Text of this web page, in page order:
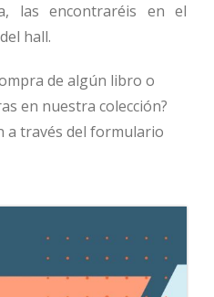
las encontraréis en el
hall.
de algún libro o
en nuestra colección?
a través del formulario